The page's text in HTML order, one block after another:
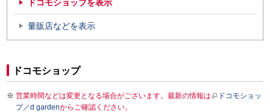
ドコモショップを表示
量販店などを表示
ドコモショップ
営業時間などは変更となる場合がございます。最新の情報は
ドコモショッ
プ／d gardenからご確認ください。